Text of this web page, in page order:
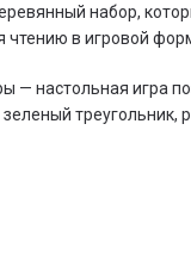
набор,
чтению в игровой
— настольная игра